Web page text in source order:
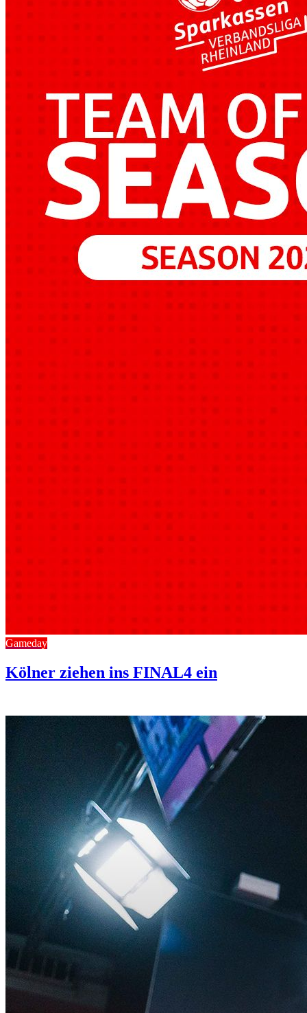
Gameday
Kölner ziehen ins FINAL4 ein